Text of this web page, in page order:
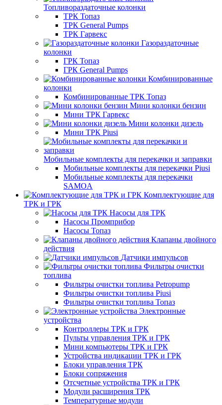
Топливораздаточные колонки
ТРК Топаз
ТРК General Pumps
ТРК Гарвекс
Газораздаточные
колонки
ГРК Топаз
ГРК General Pumps
Комбинированные
колонки
Комбинированные ТРК Топаз
Мини колонки бензин
Мини ТРК Гарвекс
Мини колонки дизель
Мини ТРК Piusi
Мобильные комплекты для перекачки и заправки
Мобильные комплекты для перекачки Piusi
Мобильные комплекты для перекачки
SAMOA
Комплектующие для
ТРК и ГРК
Насосы для ТРК
Насосы Промприбор
Насосы Топаз
Клапаны двойного
действия
Датчики импульсов
Фильтры очистки
топлива
Фильтры очистки топлива Petropump
Фильтры очистки топлива Piusi
Фильтры очистки топлива Топаз
Электронные
устройства
Контроллеры ТРК и ГРК
Пульты управления ТРК и ГРК
Мини компьютеры ТРК и ГРК
Устройства индикации ТРК и ГРК
Блоки управления ТРК
Блоки сопряжения
Отсчетные устройства ТРК и ГРК
Модули расширения ТРК
Температурные модули